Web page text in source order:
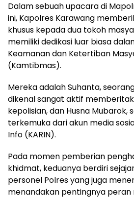
Dalam sebuah upacara di
ini, Kapolres Karawang
khusus kepada dua tokoh
memiliki dedikasi luar biasa
Keamanan dan Ketertiban
(Kamtibmas).
Mereka adalah Suhanta,
dikenal sangat aktif
kepolisian, dan Husna Mubarok,
terkemuka dari akun media
Info (KARIN).
Pada momen pemberian
khidmat, keduanya berdiri
personel Polres yang juga
menandakan pentingnya peran